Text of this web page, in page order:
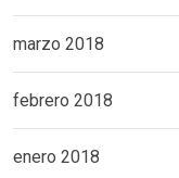
marzo 2018
febrero 2018
enero 2018